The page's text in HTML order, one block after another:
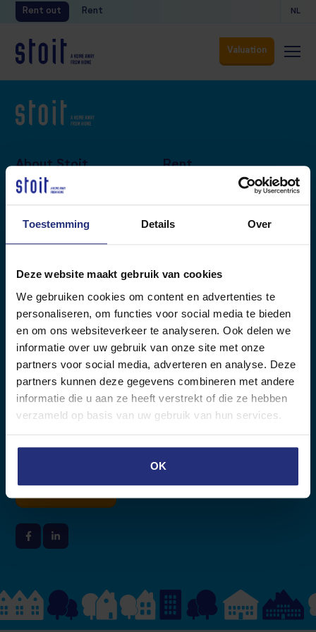
Toestemming Details Over
Deze website maakt gebruik van cookies
We gebruiken cookies om content en advertenties te
personaliseren, om functies voor social media te bieden
en om ons websiteverkeer te analyseren. Ook delen we
informatie over uw gebruik van onze site met onze
partners voor social media, adverteren en analyse. Deze
partners kunnen deze gegevens combineren met andere
informatie die u aan ze heeft verstrekt of die ze hebben
verzameld op basis van uw gebruik van hun services.
OK
Rent out Rent NL
Valuation
About Stoit
FAQ
About Stoit
Contact
Rent
Tilburg
Rent out
Property management
Rental mediation
Working procedure
value?
Free valuation